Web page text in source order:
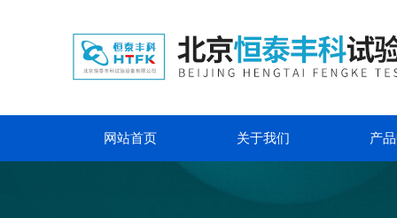
网站首页 关于我们 产